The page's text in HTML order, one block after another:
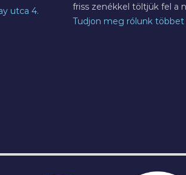
utca 4.
friss zenékkel töltjük fel a
Tudjon meg rólunk többet